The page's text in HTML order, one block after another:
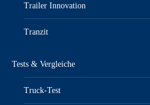
Trailer Innovation
Tranzit
Tests & Vergleiche
Truck-Test